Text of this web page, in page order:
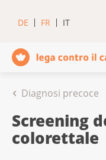
DE FR IT
Diagnosi precoce
Screening
colorettale